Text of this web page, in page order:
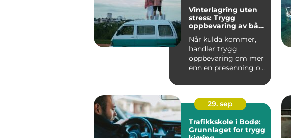
Vinterlagring uten
stress: Trygg
oppbevaring av båt
Når kulda kommer,
handler trygg
oppbevaring om mer
enn en presenning og
29. sep
Trafikkskole i Bodø:
Grunnlaget for trygg